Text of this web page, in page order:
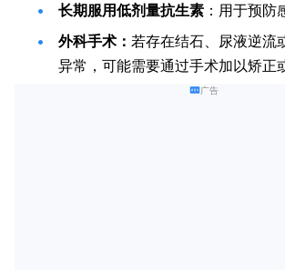
长期服用低剂量抗生素 ：用于预防
外科手术： 若存在结石、尿液逆流
异常，可能需要通过手术加以矫正
广告